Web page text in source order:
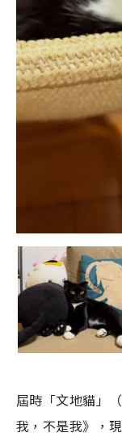
屆時「文地貓」
我，不是我》，